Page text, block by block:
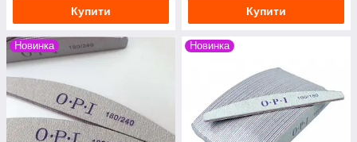
Купити Купити
Новинка Новинка